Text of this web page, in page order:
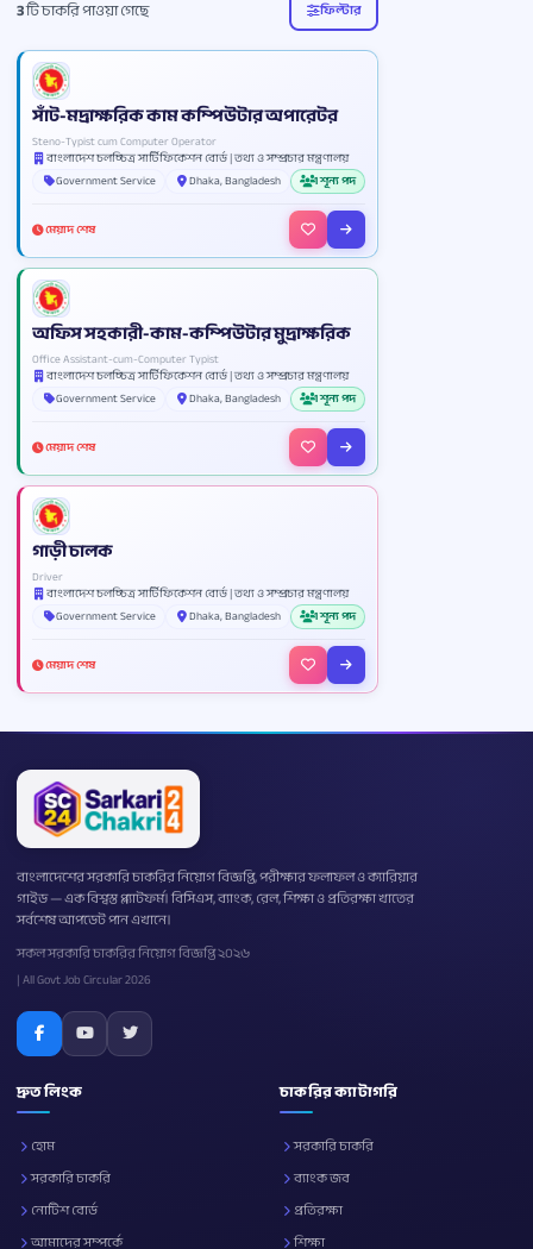
3টি চাকরি পাওয়া গেছে ফিল্টার
সাঁট-মদ্রাক্ষরিক কাম কম্পিউটার অপারেটর
Steno-Typist cum Computer Operator
বাংলাদেশ চলচ্চিত্র সার্টিফিকেশন বোর্ড | তথ্য ও সম্প্রচার মন্ত্রণালয়
Government Service
Dhaka, Bangladesh 1 শূন্য পদ
মেয়াদ শেষ
অফিস সহকারী-কাম-কম্পিউটার মুদ্রাক্ষরিক
Office Assistant-cum-Computer Typist
বাংলাদেশ চলচ্চিত্র সার্টিফিকেশন বোর্ড | তথ্য ও সম্প্রচার মন্ত্রণালয়
Government Service
Dhaka, Bangladesh 1 শূন্য পদ
মেয়াদ শেষ
গাড়ী চালক
Driver
বাংলাদেশ চলচ্চিত্র সার্টিফিকেশন বোর্ড | তথ্য ও সম্প্রচার মন্ত্রণালয়
Government Service
Dhaka, Bangladesh 1 শূন্য পদ
মেয়াদ শেষ
বাংলাদেশের সরকারি চাকরির নিয়োগ বিজ্ঞপ্তি, পরীক্ষার ফলাফল ও ক্যারিয়ার
গাইড — এক বিশ্বস্ত প্ল্যাটফর্ম। বিসিএস, ব্যাংক, রেল, শিক্ষা ও প্রতিরক্ষা খাতের
সর্বশেষ আপডেট পান এখানে।
সকল সরকারি চাকরির নিয়োগ বিজ্ঞপ্তি ২০২৬
| All Govt Job Circular 2026
দ্রুত লিংক
হোম
সরকারি চাকরি
নোটিশ বোর্ড
আমাদের সম্পর্কে
চাকরির ক্যাটাগরি
সরকারি চাকরি
ব্যাংক জব
প্রতিরক্ষা
শিক্ষা